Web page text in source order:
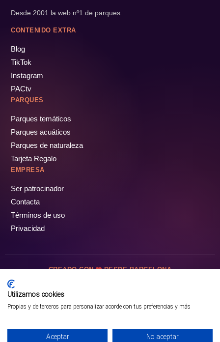
Desde 2001 la web nº1 de parques.
CONTENIDO EXTRA
Blog
TikTok
Instagram
PACtv
PARQUES
Parques temáticos
Parques acuáticos
Parques de naturaleza
Tarjeta Regalo
EMPRESA
Ser patrocinador
Contacta
Términos de uso
Privacidad
CREADO CON DESDE BARCELONA
Utilizamos cookies
Propias y de terceros para personalizar acorde con tus preferencias y más
Aceptar No aceptar